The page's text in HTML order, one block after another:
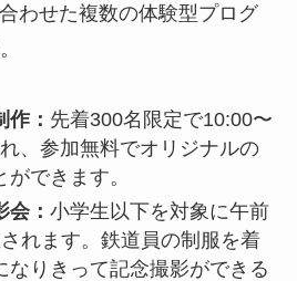
わせた複数の体験型プログ
： 先着300名限定で10:00〜
、参加無料でオリジナルの
できます。
： 小学生以下を対象に午前
れます。鉄道員の制服を着
なりきって記念撮影ができる